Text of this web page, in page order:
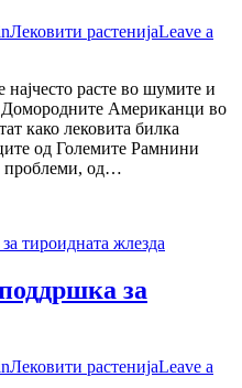
Лековити растенијаLeave a
расте во шумите и
Американци во
како лековита билка
од Големите Рамнини
проблеми, од…
за
Лековити растенијаLeave a